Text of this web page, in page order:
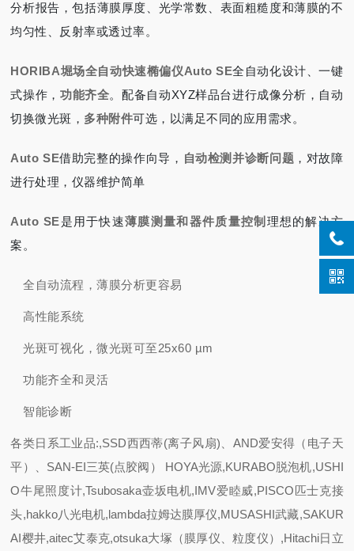
分析报告，包括薄膜厚度、光学常数、表面粗糙度和薄膜的不
均匀性、反射率或透过率。
HORIBA堀场全自动快速椭偏仪Auto SE全自动化设计、一键
式操作， 功能齐全。配备自动XYZ样品台进行成像分析，自动
切换微光斑， 多种附件可选，以满足不同的应用需求。
Auto SE借助完整的操作向导， 自动检测并诊断问题 ，对故障
进行处理，仪器维护简单
Auto SE是用于快速薄膜测量和器件质量控制 理想的解决方
案。
全自动流程，薄膜分析更容易
高性能系统
光斑可视化，微光斑可至25x60 µm
功能齐全和灵活
智能诊断
各类日系工业品:,SSD西西蒂(离子风扇)、AND爱安得（电子天
平）、SAN-EI三英(点胶阀） HOYA光源,KURABO脱泡机,USHI
O牛尾照度计,Tsubosaka壶坂电机,IMV爱睦威,PISCO匹士克接
头,hakko八光电机,lambda拉姆达膜厚仪,MUSASHI武藏,SAKUR
AI樱井,aitec艾泰克,otsuka大塚（膜厚仪、粒度仪）,Hitachi日立